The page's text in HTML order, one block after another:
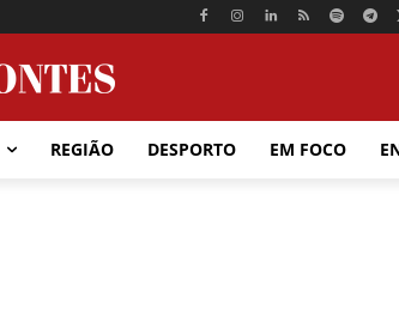
REGIÃO DESPORTO EM FOCO